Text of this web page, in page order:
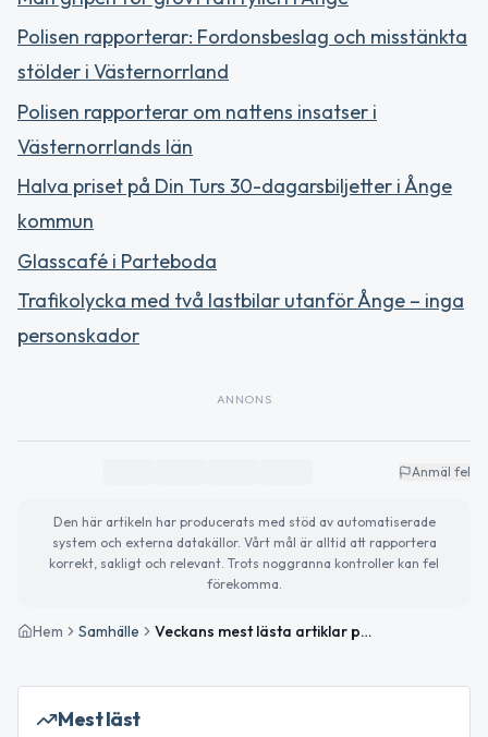
Polisen rapporterar: Fordonsbeslag och misstänkta
stölder i Västernorrland
Polisen rapporterar om nattens insatser i
Västernorrlands län
Halva priset på Din Turs 30-dagarsbiljetter i Ånge
kommun
Glasscafé i Parteboda
Trafikolycka med två lastbilar utanför Ånge – inga
personskador
ANNONS
Anmäl fel
Den här artikeln har producerats med stöd av automatiserade
system och externa datakällor. Vårt mål är alltid att rapportera
korrekt, sakligt och relevant. Trots noggranna kontroller kan fel
förekomma.
Hem Samhälle Veckans mest lästa artiklar på ÅngeNytt
Mest läst